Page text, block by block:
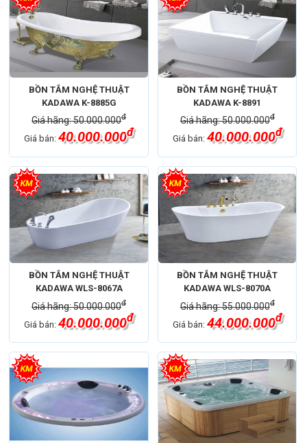
BỒN TẮM NGHỆ THUẬT
KADAWA K-8885G
Giá hãng: 50.000.000đ
Giá bán:40.000.000đ
BỒN TẮM NGHỆ THUẬT
KADAWA K-8891
Giá hãng: 50.000.000đ
Giá bán: 40.000.000đ
BỒN TẮM NGHỆ THUẬT
KADAWA WLS-8067A
Giá hãng: 50.000.000đ
Giá bán:40.000.000đ
BỒN TẮM NGHỆ THUẬT
KADAWA WLS-8070A
Giá hãng: 55.000.000đ
Giá bán: 44.000.000đ